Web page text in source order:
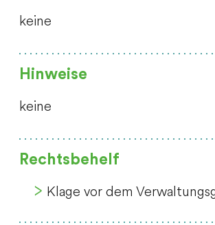
keine
Hinweise
keine
Rechtsbehelf
Klage vor dem